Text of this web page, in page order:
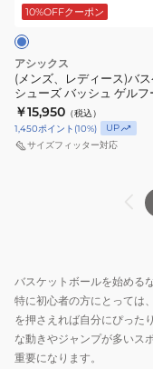
ス)
バ
ス
ケ
ッ
ト
シ
ュ
ゲ
ル
フ
10%OFFクーポン
アシックス
(メンズ、レディース)バス
シューズ バッシュ ゲルフー
STANDARD
￥15,950 （税込）
1,450ポイント (10%)
UP
サイズフィッター対応
ト
ー
バスケットボールを始める
特に初心者の方にとっては
を押さえれば自分にぴった
な動きやジャンプが多いス
重要になります。